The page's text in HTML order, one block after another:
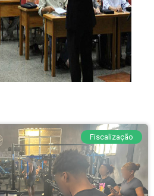
Fiscalização